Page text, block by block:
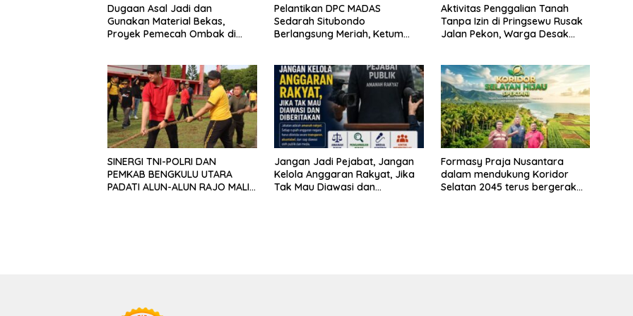
Dugaan Asal Jadi dan
Gunakan Material Bekas,
Proyek Pemecah Ombak di
Pelantikan DPC MADAS
Sedarah Situbondo
Berlangsung Meriah, Ketum
Masyarakat
Aktivitas Penggalian Tanah
Tanpa Izin di Pringsewu Rusak
Jalan Pekon, Warga Desak
SINERGI TNI-POLRI DAN
PEMKAB BENGKULU UTARA
PADATI ALUN-ALUN RAJO MALIN
Jangan Jadi Pejabat, Jangan
Kelola Anggaran Rakyat, Jika
Tak Mau Diawasi dan
Formasy Praja Nusantara
dalam mendukung Koridor
Selatan 2045 terus bergerak